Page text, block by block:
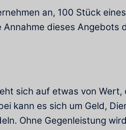
an, 100 Stück
dieses Angebots
sich auf etwas von
kann es sich um Geld,
Ohne Gegenleistung